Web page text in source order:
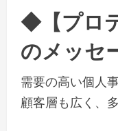
◆【プロ
のメッセ
需要の高い個人
顧客層も広く、